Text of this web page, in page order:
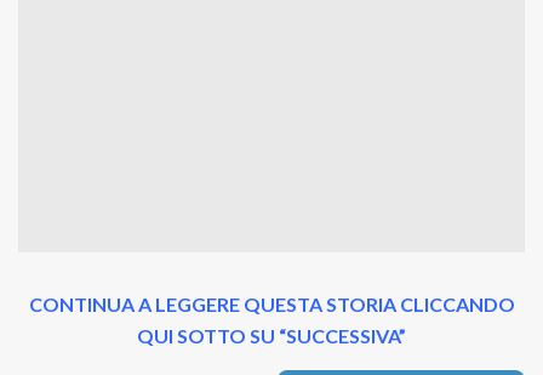
CONTINUA A LEGGERE QUESTA STORIA CLICCANDO
QUI SOTTO SU “SUCCESSIVA”